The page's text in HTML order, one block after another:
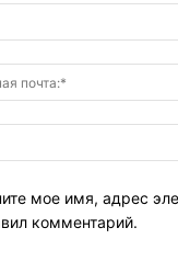
мое имя, адрес
комментарий.